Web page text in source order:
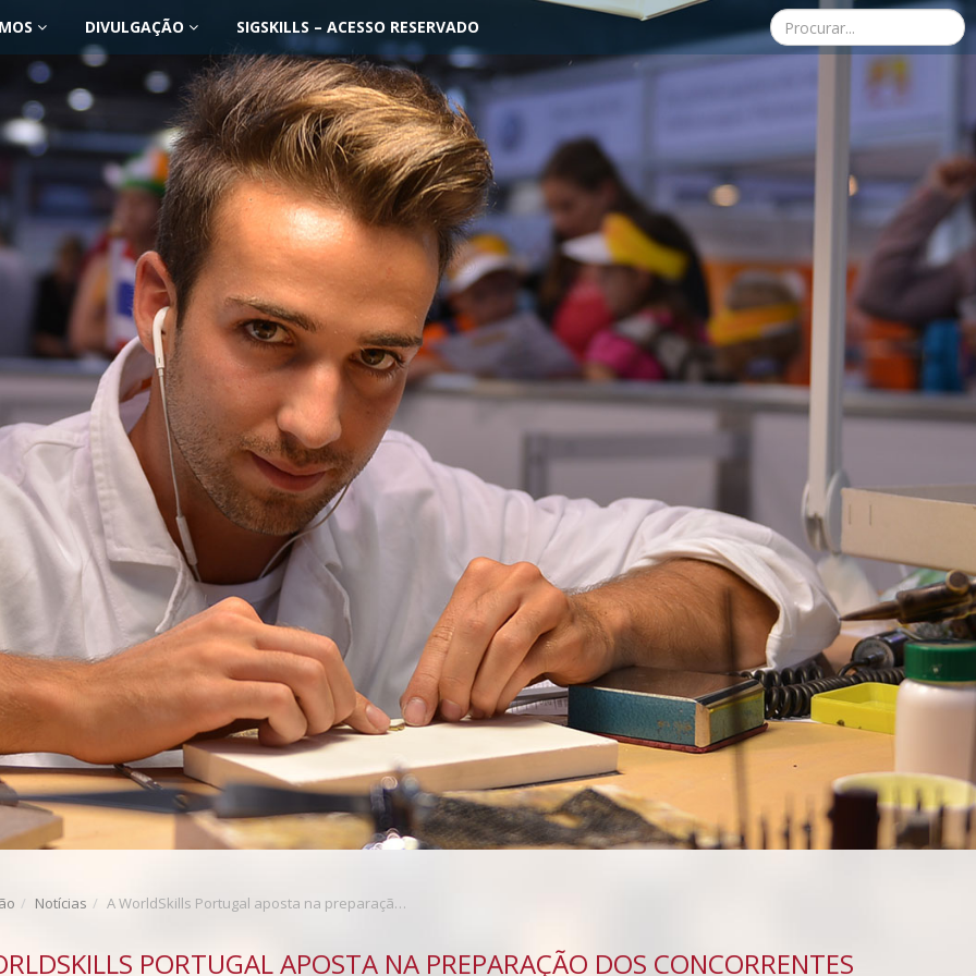
DIVULGAÇÃO SIGSKILLS – ACESSO RESERVADO
Notícias A WorldSkills Portugal aposta na preparação dos concorrentes
PORTUGAL APOSTA NA PREPARAÇÃO DOS CONCORRENTES